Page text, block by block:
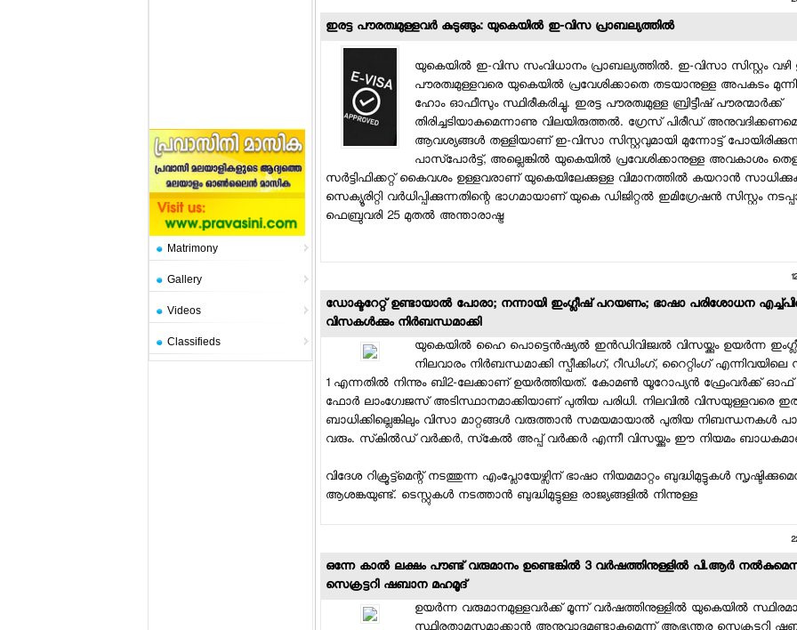
Matrimony
Gallery
Videos
Classifieds
ഇരട്ട പൗരത്വമുള്ളവര്‍ കുടുങ്ങും: യുകെയില്‍ ഇ-വിസ പ്രാബല്യത്തില്‍
യുകെയില്‍ ഇ-വിസ സംവിധാനം പ്രാബല്യത്തില്‍. ഇ-വിസാ സിസ്റ്റം വഴി
പൗരത്വമുള്ളവരെ യുകെയില്‍ പ്രവേശിക്കാതെ തടയാനുള്ള അപകടം
ഹോം ഓഫീസും സ്ഥിരീകരിച്ചു. ഇരട്ട പൗരത്വമുള്ള ബ്രിട്ടീഷ് പൗരന്മാര്‍ക്ക്
തിരിച്ചടിയാകുമെന്നാണു വിലയിരുത്തല്‍. ഗ്രേസ് പിരീഡ്
ആവശ്യങ്ങള്‍ തള്ളിയാണ് ഇ-വിസാ സിസ്റ്റവുമായി മുന്നോട്ട്
പാസ്പോര്‍ട്ട്, അല്ലെങ്കില്‍ യുകെയില്‍ പ്രവേശിക്കാനുള്ള അവകാശം
സര്‍ട്ടിഫിക്കറ്റ് കൈവശം ഉള്ളവരാണ് യുകെയിലേക്കുള്ള വിമാനത്തില്‍ കയറാന്‍
സെക്യൂരിറ്റി വര്‍ധിപ്പിക്കുന്നതിന്റെ ഭാഗമായാണ് യുകെ ഡിജിറ്റല്‍ ഇമിഗ്രേഷന്‍ സിസ്റ്റം
ഫെബ്രുവരി 25 മുതല്‍ അന്താരാഷ്ട്ര
ഡോക്ടറേറ്റ് ഉണ്ടായാല്‍ പോരാ; നന്നായി ഇംഗ്ലീഷ് പറയണം; ഭാഷാ പരിശോധന
വിസകള്‍ക്കും നിര്‍ബന്ധമാക്കി
യുകെയില്‍ ഹൈ പൊട്ടെന്‍ഷ്യല്‍ ഇന്‍ഡിവിജ്വല്‍ വിസയ്ക്കും ഉയര്‍ന്ന
നിലവാരം നിര്‍ബന്ധമാക്കി സ്പീക്കിംഗ്, റീഡിംഗ്, റൈറ്റിംഗ് എന്നിവയിലെ
1 എന്നതില്‍ നിന്നും ബി2-ലേക്കാണ് ഉയര്‍ത്തിയത്. കോമണ്‍ യൂറോപ്യന്‍ ഫ്രേംവര്‍ക്ക്
ഫോര്‍ ലാംഗ്വേജസ് അടിസ്ഥാനമാക്കിയാണ് പുതിയ പരിധി. നിലവില്‍ വിസയുള്ളവരെ
ബാധിക്കില്ലെങ്കിലും വിസാ മാറ്റങ്ങള്‍ വരുത്താന്‍ സമയമായാല്‍ പുതിയ നിബന്ധനകള്‍
വരും. സ്‌കില്‍ഡ് വര്‍ക്കര്‍, സ്‌കേല്‍ അപ്പ് വര്‍ക്കര്‍ എന്നീ വിസയ്ക്കും ഈ നിയമം
വിദേശ റിക്രൂട്ട്മെന്റ് നടത്തുന്ന എംപ്ലോയേഴ്സിന് ഭാഷാ നിയമമാറ്റം ബുദ്ധിമുട്ടുകള്‍
ആശങ്കയുണ്ട്. ടെസ്റ്റുകള്‍ നടത്താന്‍ ബുദ്ധിമുട്ടുള്ള രാജ്യങ്ങളില്‍ നിന്നുള്ള
ഒന്നേ കാല്‍ ലക്ഷം പൗണ്ട് വരുമാനം ഉണ്ടെങ്കില്‍ 3 വര്‍ഷത്തിനുള്ളില്‍ പി.ആര്‍
സെക്രട്ടറി ഷബാന മഹമൂദ്
ഉയര്‍ന്ന വരുമാനമുള്ളവര്‍ക്ക് മൂന്ന് വര്‍ഷത്തിനുള്ളില്‍ യുകെയില്‍